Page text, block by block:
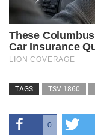
TAGS TSV 1860
0